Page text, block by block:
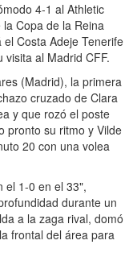
4-1 al Athletic
Copa de la Reina
Costa Adeje Tenerife
al Madrid CFF.
(Madrid), la primera
cruzado de Clara
y que rozó el poste
pronto su ritmo y Vilde
20 con una volea
el 1-0 en el 33",
durante un
a la zaga rival, domó
frontal del área para